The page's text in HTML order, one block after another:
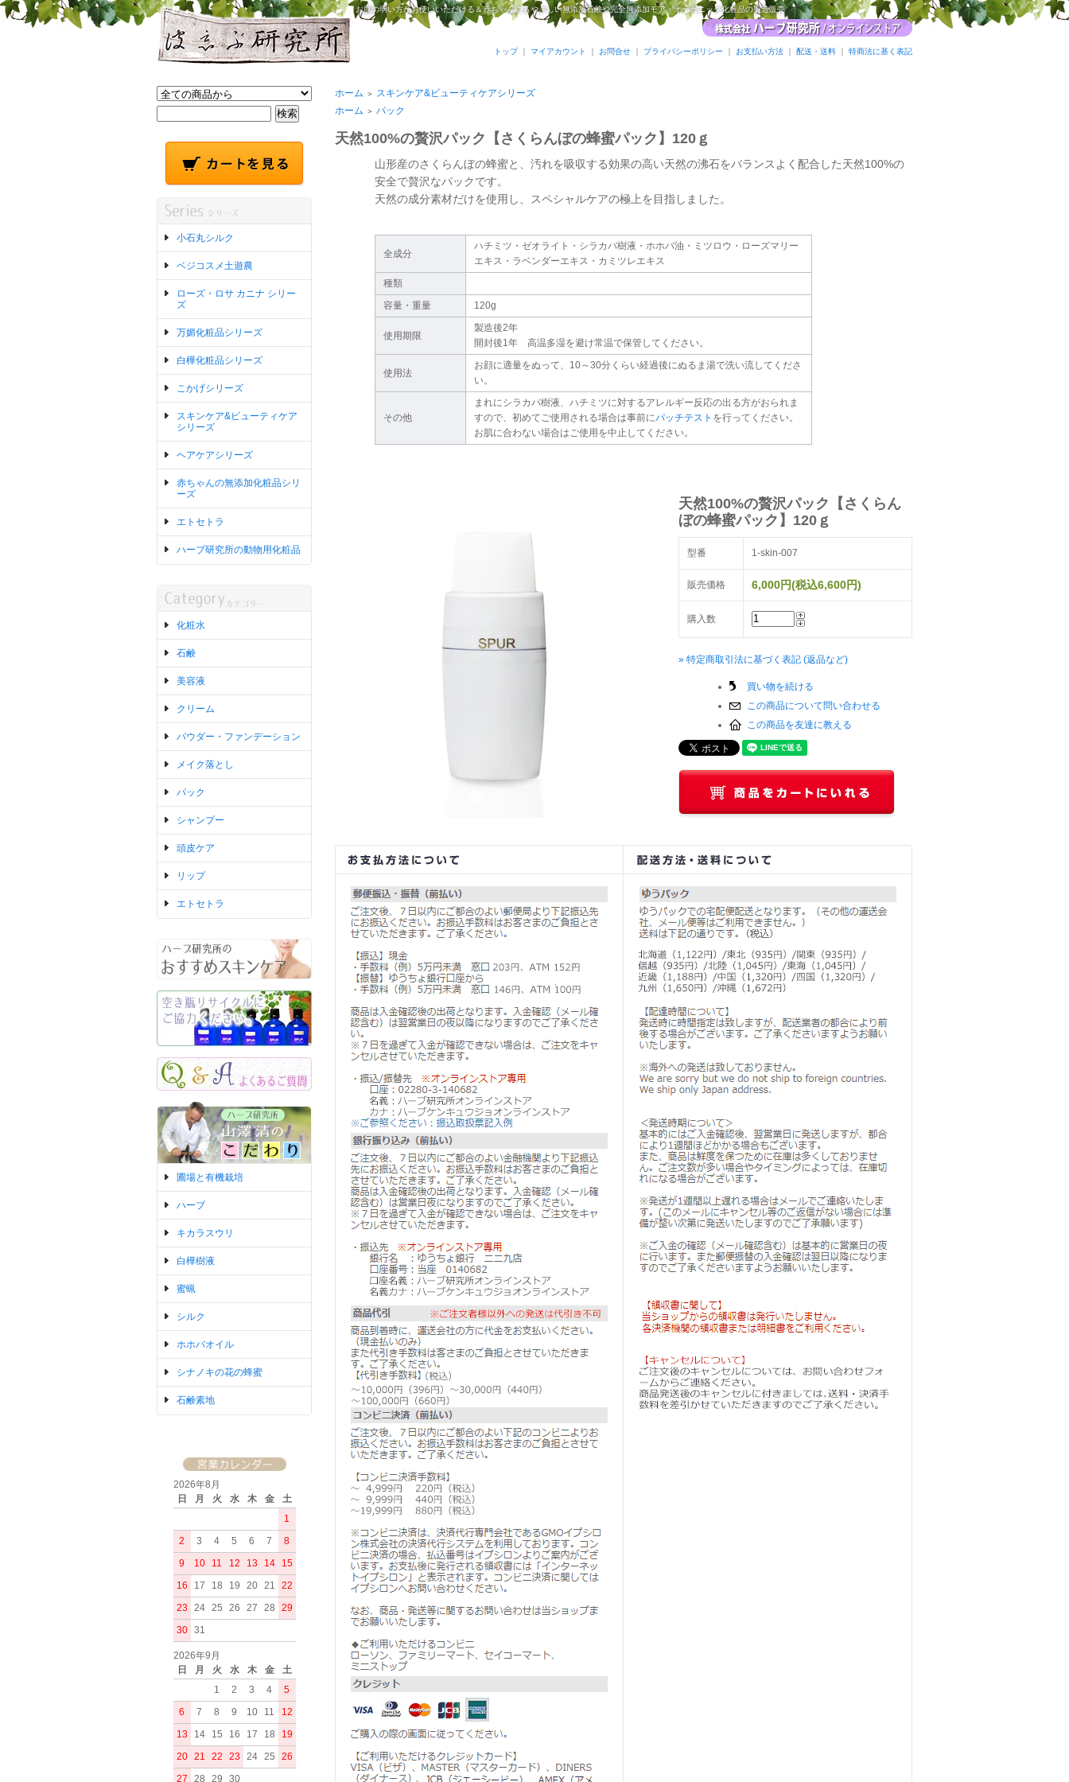
お肌の弱い方がお使いいただける＆赤ちゃんにもやさしい無添加石鹸や完全無添加モア・オーガニック化粧品の製造販売
トップ｜ マイアカウント ｜ お問合せ ｜ プライバシーポリシー ｜ お支払い方法 ｜ 配送・送料 ｜ 特商法に基く表記
小石丸シルク
ベジコスメ土遊農
ローズ・ロサ カニナ シリー
ズ
万媚化粧品シリーズ
白樺化粧品シリーズ
こかげシリーズ
スキンケア&ビューティケア
シリーズ
ヘアケアシリーズ
赤ちゃんの無添加化粧品シリ
ーズ
エトセトラ
ハーブ研究所の動物用化粧品
化粧水
石鹸
美容液
クリーム
パウダー・ファンデーション
メイク落とし
パック
シャンプー
頭皮ケア
リップ
エトセトラ
圃場と有機栽培
ハーブ
キカラスウリ
白樺樹液
蜜蝋
シルク
ホホバオイル
シナノキの花の蜂蜜
石鹸素地
2026年8月
日
月 火 水 木 金
土
1
2
3 4 5 6 7
8
9
10 11 12 13 14
15
16
17 18 19 20 21
22
23
24 25 26 27 28
29
30
31
2026年9月
日
月 火 水 木 金
土
1
2 3 4
5
6
7 8 9 10 11
12
13
14 15 16 17 18
19
20
21 22 23 24 25
26
27
28 29 30
ホーム ＞ スキンケア&ビューティケアシリーズ
ホーム ＞ パック
天然100%の贅沢パック【さくらんぼの蜂蜜パック】120ｇ
山形産のさくらんぼの蜂蜜と、汚れを吸収する効果の高い天然の沸石をバランスよく配合した天然100%の
安全で贅沢なパックです。
天然の成分素材だけを使用し、スペシャルケアの極上を目指しました。
全成分
ハチミツ・ゼオライト・シラカバ樹液・ホホバ油・ミツロウ・ローズマリー
エキス・ラベンダーエキス・カミツレエキス
種類
容量・重量
120g
使用期限
製造後2年
開封後1年 高温多湿を避け常温で保管してください。
使用法
お顔に適量をぬって、10～30分くらい経過後にぬるま湯で洗い流してくださ
い。
その他
まれにシラカバ樹液、ハチミツに対するアレルギー反応の出る方がおられま
すので、初めてご使用される場合は事前にパッチテスト を行ってください。
お肌に合わない場合はご使用を中止してください。
天然100%の贅沢パック【さくらん
ぼの蜂蜜パック】120ｇ
型番 1-skin-007
販売価格 6,000円(税込6,600円)
購入数
» 特定商取引法に基づく表記 (返品など)
買い物を続ける
この商品について問い合わせる
この商品を友達に教える